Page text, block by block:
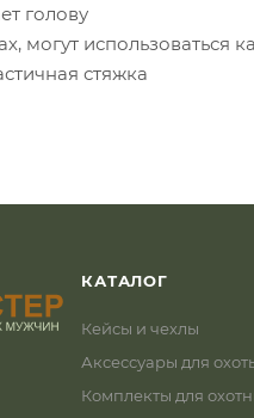
голову
могут использоваться
стяжка
КАТАЛОГ
Кейсы и чехлы
Аксессуары для
Комплекты для